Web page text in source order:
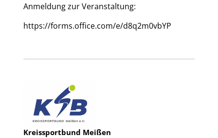
Anmeldung zur Veranstaltung:
https://forms.office.com/e/d8q2m0vbYP
Kreissportbund Meißen